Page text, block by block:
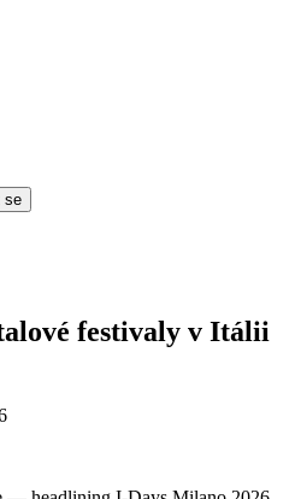
se
festivaly v Itálii